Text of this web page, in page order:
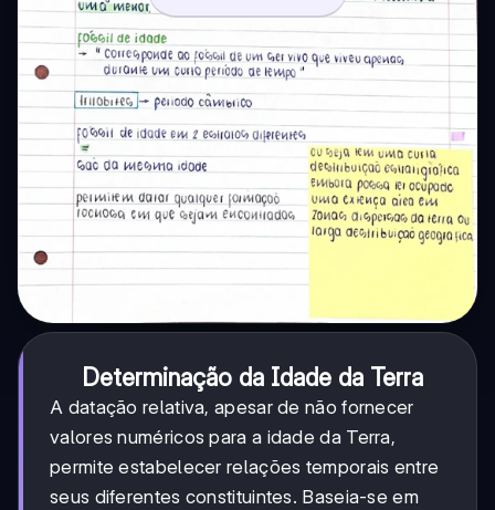
Determinação da Idade da Terra
A datação relativa, apesar de não fornecer
valores numéricos para a idade da Terra,
permite estabelecer relações temporais entre
seus diferentes constituintes. Baseia-se em